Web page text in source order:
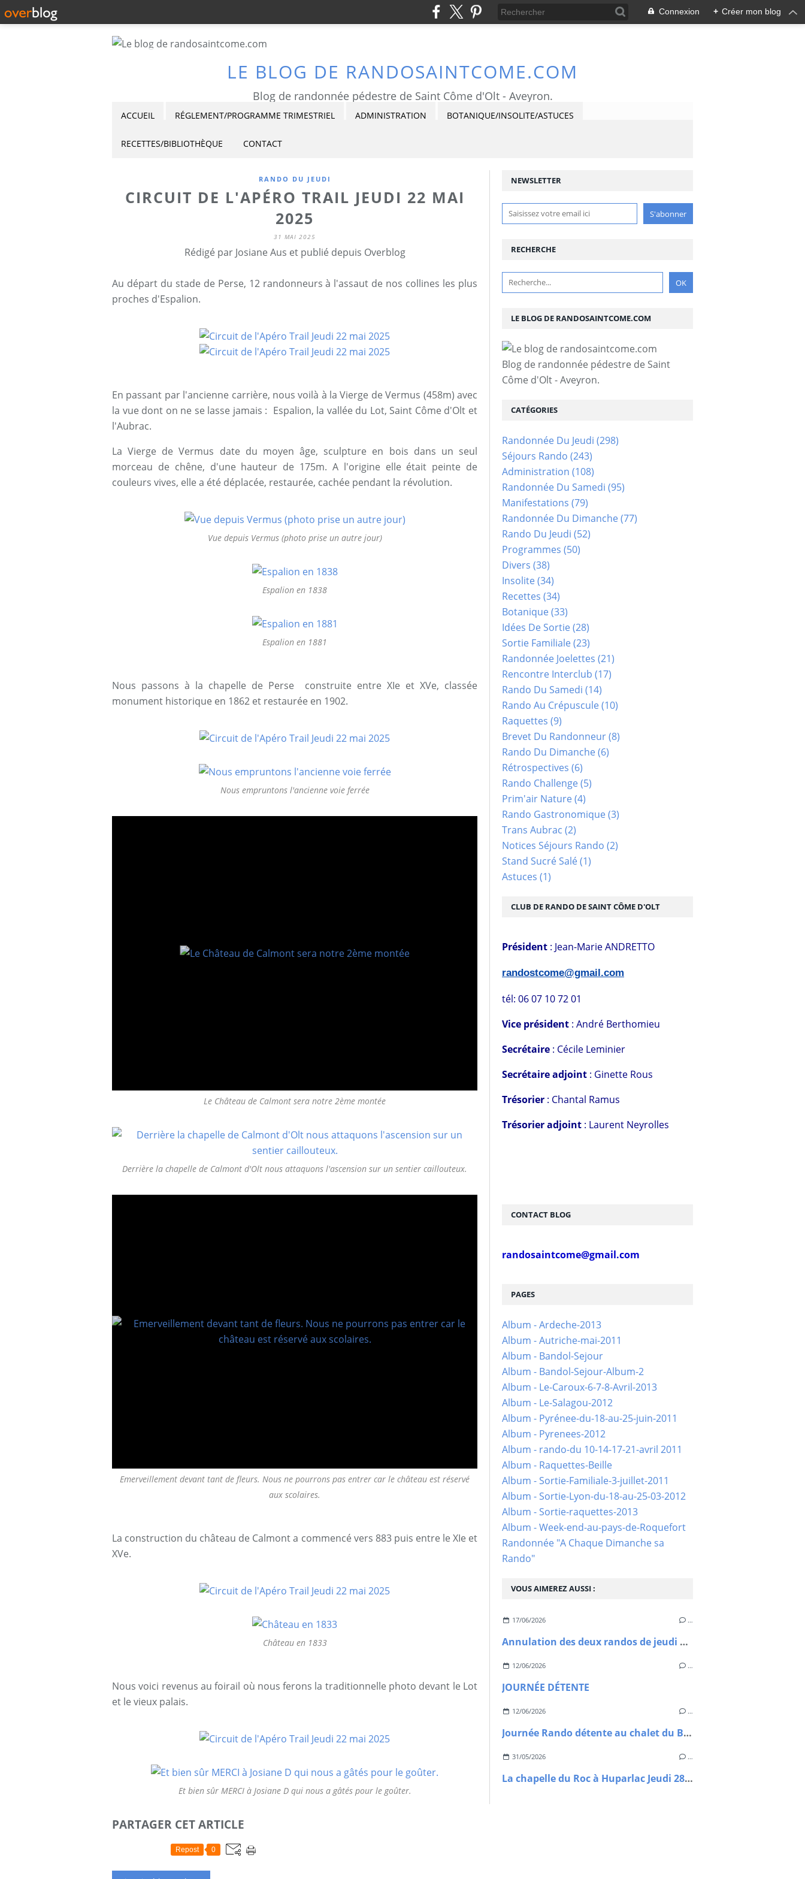
Connexion + Créer mon blog
LE BLOG DE RANDOSAINTCOME.COM
Blog de randonnée pédestre de Saint Côme d'Olt - Aveyron.
ACCUEIL RÉGLEMENT/PROGRAMME TRIMESTRIEL ADMINISTRATION BOTANIQUE/INSOLITE/ASTUCES
RECETTES/BIBLIOTHÈQUE CONTACT
RANDO DU JEUDI
CIRCUIT DE L'APÉRO TRAIL JEUDI 22 MAI
2025
31 MAI 2025
Rédigé par Josiane Aus et publié depuis Overblog
Au départ du stade de Perse, 12 randonneurs à l'assaut de nos collines les plus
proches d'Espalion.
En passant par l'ancienne carrière, nous voilà à la Vierge de Vermus (458m) avec
la vue dont on ne se lasse jamais : Espalion, la vallée du Lot, Saint Côme d'Olt et
l'Aubrac.
La Vierge de Vermus date du moyen âge, sculpture en bois dans un seul
morceau de chêne, d'une hauteur de 175m. A l'origine elle était peinte de
couleurs vives, elle a été déplacée, restaurée, cachée pendant la révolution.
Vue depuis Vermus (photo prise un autre jour)
Espalion en 1838
Espalion en 1881
Nous passons à la chapelle de Perse construite entre XIe et XVe, classée
monument historique en 1862 et restaurée en 1902.
Nous empruntons l'ancienne voie ferrée
Le Château de Calmont sera notre 2ème montée
Derrière la chapelle de Calmont d'Olt nous attaquons l'ascension sur un sentier caillouteux.
Emerveillement devant tant de fleurs. Nous ne pourrons pas entrer car le château est réservé
aux scolaires.
La construction du château de Calmont a commencé vers 883 puis entre le XIe et
XVe.
Château en 1833
Nous voici revenus au foirail où nous ferons la traditionnelle photo devant le Lot
et le vieux palais.
Et bien sûr MERCI à Josiane D qui nous a gâtés pour le goûter.
PARTAGER CET ARTICLE
Repost 0
NEWSLETTER
RECHERCHE
LE BLOG DE RANDOSAINTCOME.COM
Blog de randonnée pédestre de Saint
Côme d'Olt - Aveyron.
VOUS AIMEREZ AUSSI :
17/06/2026 …
Annulation des deux randos de jeudi 18 juin
12/06/2026 …
JOURNÉE DÉTENTE
12/06/2026 …
Journée Rando détente au chalet du Bouyssou
31/05/2026 …
La chapelle du Roc à Huparlac Jeudi 28 mai 2026
PAGES
Album - Ardeche-2013
Album - Autriche-mai-2011
Album - Bandol-Sejour
Album - Bandol-Sejour-Album-2
Album - Le-Caroux-6-7-8-Avril-2013
Album - Le-Salagou-2012
Album - Pyrénee-du-18-au-25-juin-2011
Album - Pyrenees-2012
Album - rando-du 10-14-17-21-avril 2011
Album - Raquettes-Beille
Album - Sortie-Familiale-3-juillet-2011
Album - Sortie-Lyon-du-18-au-25-03-2012
Album - Sortie-raquettes-2013
Album - Week-end-au-pays-de-Roquefort
Randonnée "A Chaque Dimanche sa
Rando"
CATÉGORIES
Randonnée Du Jeudi (298)
Séjours Rando (243)
Administration (108)
Randonnée Du Samedi (95)
Manifestations (79)
Randonnée Du Dimanche(77)
Rando Du Jeudi (52)
Programmes (50)
Divers (38)
Insolite(34)
Recettes (34)
Botanique(33)
Idées De Sortie(28)
Sortie Familiale(23)
Randonnée Joelettes (21)
Rencontre Interclub (17)
Rando Du Samedi (14)
Rando Au Crépuscule(10)
Raquettes (9)
Brevet Du Randonneur(8)
Rando Du Dimanche(6)
Rétrospectives (6)
Rando Challenge(5)
Prim'air Nature(4)
Rando Gastronomique(3)
Trans Aubrac (2)
Notices Séjours Rando (2)
Stand Sucré Salé(1)
Astuces (1)
CLUB DE RANDO DE SAINT CÔME D'OLT
Président : Jean-Marie ANDRETTO
randostcome@gmail.com
tél: 06 07 10 72 01
Vice président : André Berthomieu
Secrétaire : Cécile Leminier
Secrétaire adjoint : Ginette Rous
Trésorier : Chantal Ramus
Trésorier adjoint : Laurent Neyrolles
CONTACT BLOG
randosaintcome@gmail.com